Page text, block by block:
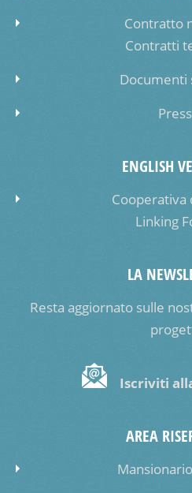
Contratto
Contratti
Documenti
ENGLISH
Cooperativa
Linking
LA
Resta aggiornato sulle
Iscriviti
AREA